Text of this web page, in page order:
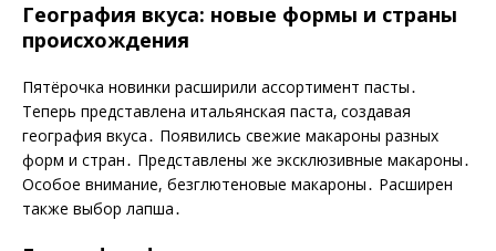
География вкуса: новые формы и страны
происхождения
Пятёрочка новинки расширили ассортимент пасты․
Теперь представлена итальянская паста‚ создавая
география вкуса․ Появились свежие макароны разных
форм и стран․ Представлены же эксклюзивные макароны․
Особое внимание, безглютеновые макароны․ Расширен
также выбор лапша․